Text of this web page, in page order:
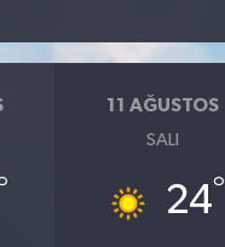
11 AĞUSTOS
SALI
24°